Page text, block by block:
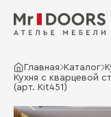
Главная Каталог
Кухня с кварцевой
(арт. Kit451)